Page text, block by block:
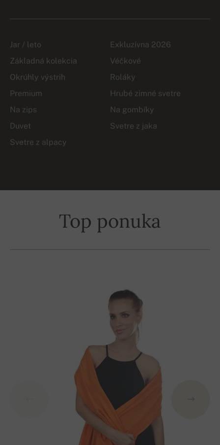
Jar / leto
Exkluzívna 2026
Základná kolekcia
Véčkové
Okrúhly výstrih
Roláky
Premium
Hrubé zimné svetre
Na zips
Na gombíky
Duvet
Svetre z jaka
Svetre z alpacy
Top ponuka